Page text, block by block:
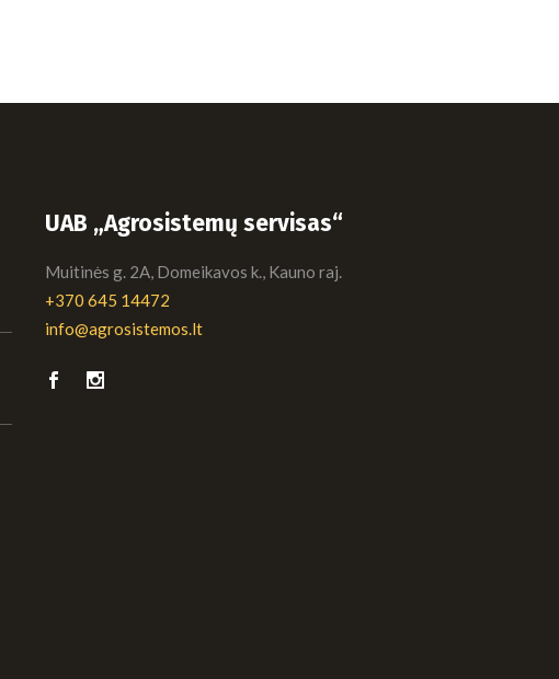
UAB „Agrosistemų servisas“
Muitinės g. 2A, Domeikavos k., Kauno raj.
+370 645 14472
info@agrosistemos.lt